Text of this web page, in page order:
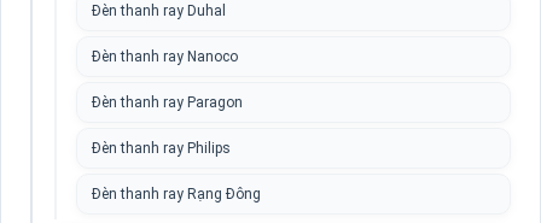
Đèn thanh ray Duhal
Đèn thanh ray Nanoco
Đèn thanh ray Paragon
Đèn thanh ray Philips
Đèn thanh ray Rạng Đông